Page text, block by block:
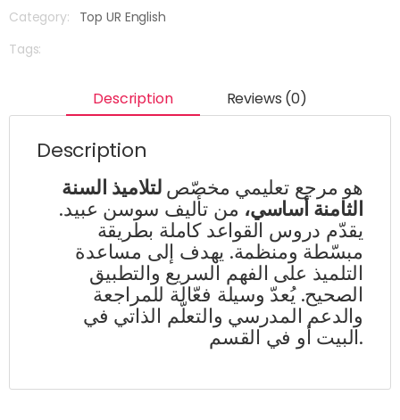
Category:
Top UR English
Tags:
Description Reviews (0)
Description
هو مرجع تعليمي مخصّصلتلاميذ السنة
الثامنة أساسي، من تأليف سوسن عبيد.
يقدّم دروس القواعد كاملة بطريقة
مبسّطة ومنظمة. يهدف إلى مساعدة
التلميذ على الفهم السريع والتطبيق
الصحيح. يُعدّ وسيلة فعّالة للمراجعة
والدعم المدرسي والتعلّم الذاتي في
البيت أو في القسم.